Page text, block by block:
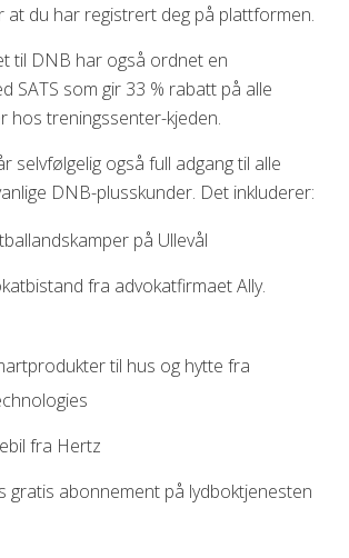
du har registrert deg på plattformen.
til DNB har også ordnet en
SATS som gir 33 % rabatt på alle
hos treningssenter-kjeden.
selvfølgelig også full adgang til alle
DNB-plusskunder. Det inkluderer:
på Ullevål
fra advokatfirmaet Ally.
til hus og hytte fra
fra Hertz
gratis abonnement på lydboktjenesten